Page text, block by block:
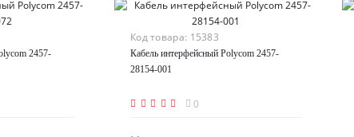
2457-
Код товара: 15383
Кабель интерфейсный Polycom 2457-
28154-001
0